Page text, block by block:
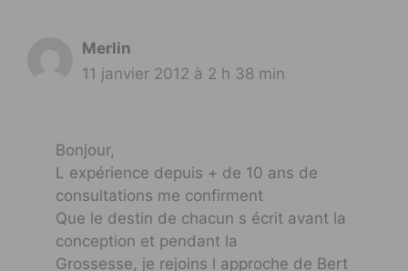
Merlin
11 janvier 2012 à 2 h 38 min
Bonjour,
L expérience depuis + de 10 ans de
consultations me confirment
Que le destin de chacun s écrit avant la
conception et pendant la
Grossesse, je rejoins l approche de Bert